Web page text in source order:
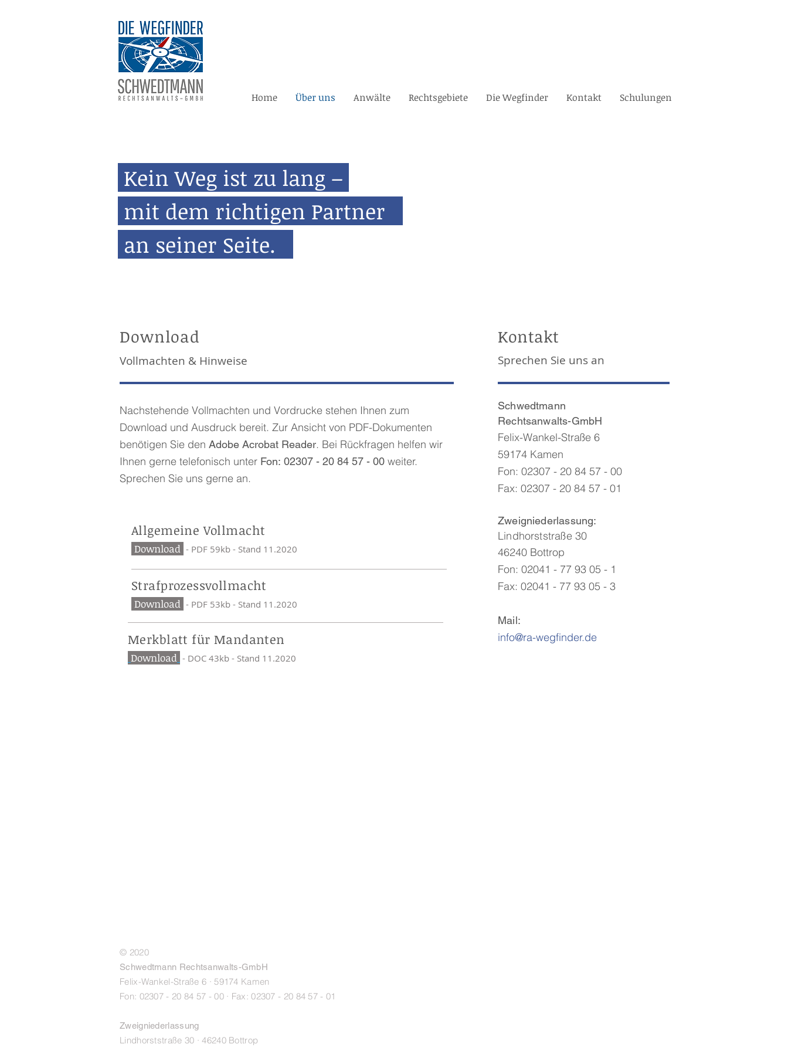
Home Über uns Anwälte Rechtsgebiete Die Wegfinder Kontakt Schulungen
Kein Weg ist zu lang –
mit dem richtigen Partner
an seiner Seite.
Download
Vollmachten & Hinweise
Nachstehende Vollmachten und Vordrucke stehen Ihnen zum
Download und Ausdruck bereit. Zur Ansicht von PDF-Dokumenten
benötigen Sie den Adobe Acrobat Reader. Bei Rückfragen helfen wir
Ihnen gerne telefonisch unter Fon: 02307 - 20 84 57 - 00 weiter.
Sprechen Sie uns gerne an.
Allgemeine Vollmacht
Download - PDF 59kb - Stand 11.2020
Strafprozessvollmacht
Download - PDF 53kb - Stand 11.2020
Download - DOC 43kb - Stand 11.2020
Merkblatt für Mandanten
Kontakt
Sprechen Sie uns an
Schwedtmann
Rechtsanwalts-GmbH
Felix-Wankel-Straße 6
59174 Kamen
Fon: 02307 - 20 84 57 - 00
Fax: 02307 - 20 84 57 - 01
Zweigniederlassung:
Lindhorststraße 30
46240 Bottrop
Fon: 02041 - 77 93 05 - 1
Fax: 02041 - 77 93 05 - 3
Mail:
info@ra-wegfinder.de
© 2020
Schwedtmann Rechtsanwalts-GmbH
Felix-Wankel-Straße 6 · 59174 Kamen
Fon: 02307 - 20 84 57 - 00· Fax: 02307 - 20 84 57 - 01
Zweigniederlassung
Lindhorststraße 30 · 46240 Bottrop